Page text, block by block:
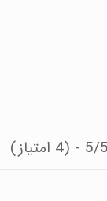
5/5 - (4 امتیاز)